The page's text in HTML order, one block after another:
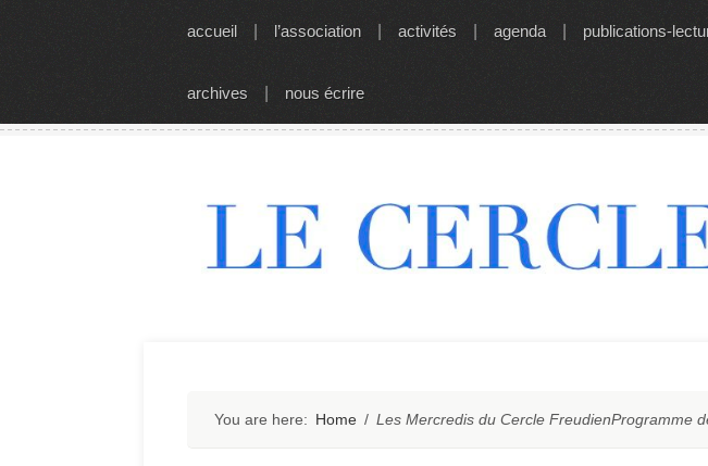
accueil l’association activités agenda publications-
archives nous écrire
You are here: Home / Les Mercredis du Cercle FreudienProgramme